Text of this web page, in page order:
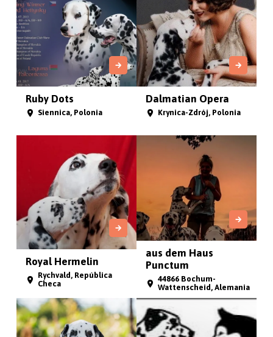
Ruby Dots
Siennica, Polonia
Dalmatian Opera
Krynica-Zdrój, Polonia
Royal Hermelin
Rychvald, República
Checa
aus dem Haus
Punctum
44866 Bochum-
Wattenscheid, Alemania